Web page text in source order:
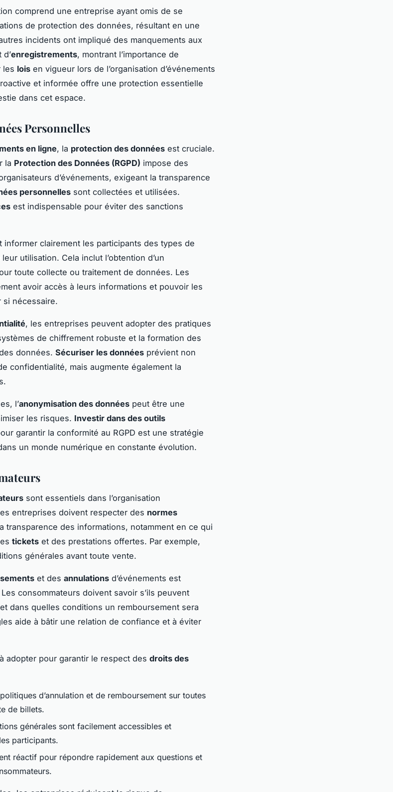
comprend une entreprise ayant omis de se
de protection des données, résultant en une
incidents ont impliqué des manquements aux
d’enregistrements, montrant l’importance de
les lois en vigueur lors de l’organisation d’événements
et informée offre une protection essentielle
dans cet espace.
Personnelles
en ligne, la protection des données est cruciale.
la Protection des Données (RGPD) impose des
d’événements, exigeant la transparence
personnelles sont collectées et utilisées.
est indispensable pour éviter des sanctions
informer clairement les participants des types de
utilisation. Cela inclut l’obtention d’un
toute collecte ou traitement de données. Les
avoir accès à leurs informations et pouvoir les
si nécessaire.
, les entreprises peuvent adopter des pratiques
de chiffrement robuste et la formation des
données. Sécuriser les données prévient non
confidentialité, mais augmente également la
l’anonymisation des données peut être une
les risques. Investir dans des outils
garantir la conformité au RGPD est une stratégie
un monde numérique en constante évolution.
sont essentiels dans l’organisation
entreprises doivent respecter des normes
transparence des informations, notamment en ce qui
tickets et des prestations offertes. Par exemple,
générales avant toute vente.
et des annulations d’événements est
consommateurs doivent savoir s’ils peuvent
dans quelles conditions un remboursement sera
aide à bâtir une relation de confiance et à éviter
adopter pour garantir le respect des droits des
d’annulation et de remboursement sur toutes
de billets.
générales sont facilement accessibles et
participants.
réactif pour répondre rapidement aux questions et